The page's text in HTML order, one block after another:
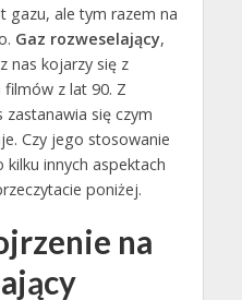
gazu, ale tym razem na
Gaz rozweselający,
nas kojarzy się z
z lat 90. Z
się czym
Czy jego stosowanie
innych aspektach
poniżej.
na